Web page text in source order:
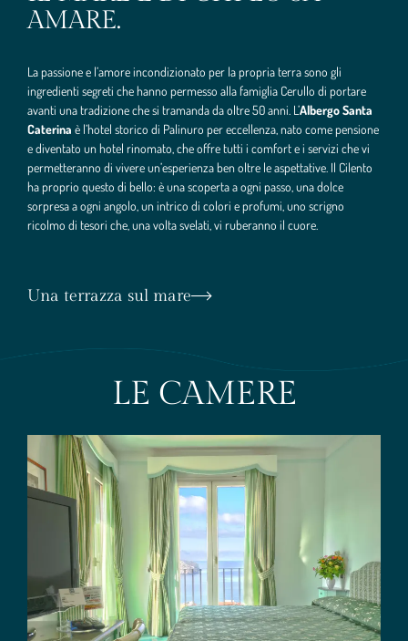
AMARE.
La passione e l’amore incondizionato per la propria terra sono gli
ingredienti segreti che hanno permesso alla famiglia Cerullo di portare
avanti una tradizione che si tramanda da oltre 50 anni. L’Albergo Santa
Caterina è l’hotel storico di Palinuro per eccellenza, nato come pensione
e diventato un hotel rinomato, che offre tutti i comfort e i servizi che vi
permetteranno di vivere un’esperienza ben oltre le aspettative. Il Cilento
ha proprio questo di bello: è una scoperta a ogni passo, una dolce
sorpresa a ogni angolo, un intrico di colori e profumi, uno scrigno
ricolmo di tesori che, una volta svelati, vi ruberanno il cuore.
Una terrazza sul mare
LE CAMERE